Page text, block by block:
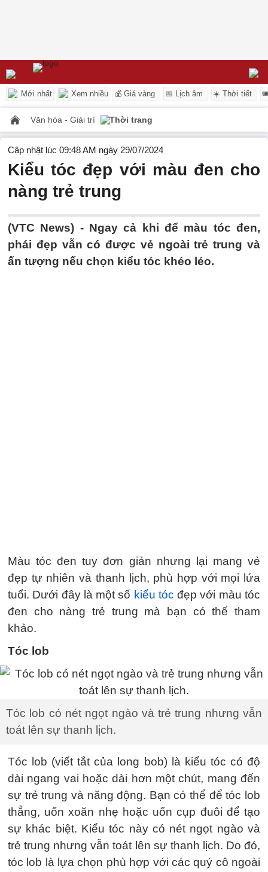
Mới nhất Xem nhiều 💰 Giá vàng 📅 Lịch âm ☀️ Thời tiết
Văn hóa - Giải trí Thời trang
Cập nhật lúc 09:48 AM ngày 29/07/2024
Kiểu tóc đẹp với màu đen cho
nàng trẻ trung
(VTC News) - Ngay cả khi để màu tóc đen,
phái đẹp vẫn có được vẻ ngoài trẻ trung và
ấn tượng nếu chọn kiểu tóc khéo léo.
Màu tóc đen tuy đơn giản nhưng lại mang vẻ
đẹp tự nhiên và thanh lịch, phù hợp với mọi lứa
tuổi. Dưới đây là một số kiểu tóc đẹp với màu tóc
đen cho nàng trẻ trung mà bạn có thể tham
khảo.
Tóc lob
Tóc lob có nét ngọt ngào và trẻ trung nhưng vẫn
toát lên sự thanh lịch.
Tóc lob (viết tắt của long bob) là kiểu tóc có độ
dài ngang vai hoặc dài hơn một chút, mang đến
sự trẻ trung và năng động. Bạn có thể để tóc lob
thẳng, uốn xoăn nhẹ hoặc uốn cụp đuôi để tạo
sự khác biệt. Kiểu tóc này có nét ngọt ngào và
trẻ trung nhưng vẫn toát lên sự thanh lịch. Do đó,
tóc lob là lựa chọn phù hợp với các quý cô ngoài